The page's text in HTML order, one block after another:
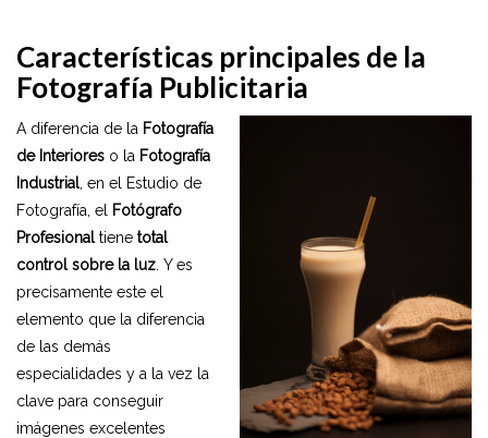
Características principales de la
Fotografía Publicitaria
A diferencia de la Fotografía
de Interiores o la Fotografía
Industrial, en el Estudio de
Fotografía, el
Fotógrafo
Profesionaltiene total
control sobre la luz . Y es
precisamente este el
elemento que la diferencia
de las demás
especialidades y a la vez la
clave para conseguir
imágenes excelentes